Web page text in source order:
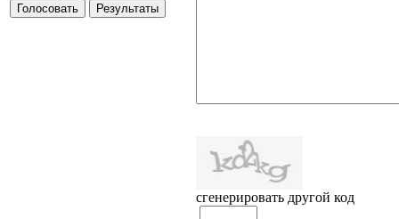
сгенерировать другой код